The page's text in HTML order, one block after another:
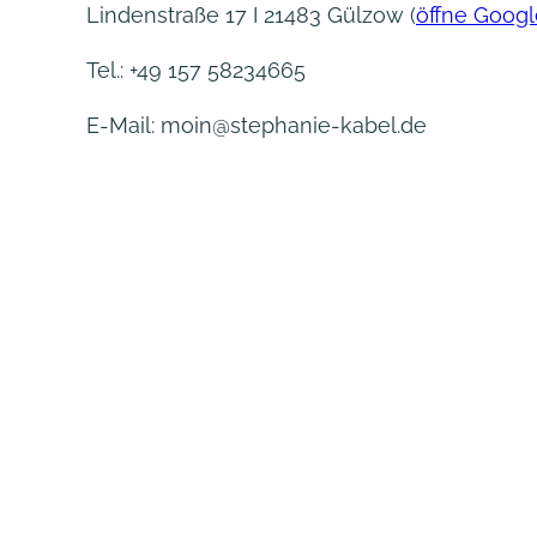
Lindenstraße 17 I 21483 Gülzow (öffne
Tel.: +49 157 58234665
E-Mail: moin@stephanie-kabel.de